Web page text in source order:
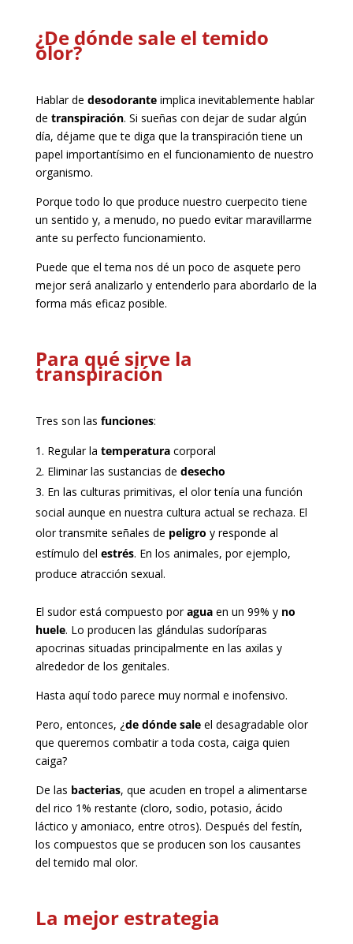
¿De dónde sale el temido
olor?
Hablar de desodoranteimplica inevitablemente hablar
de transpiración. Si sueñas con dejar de sudar algún
día, déjame que te diga que la transpiración tiene un
papel importantísimo en el funcionamiento de nuestro
organismo.
Porque todo lo que produce nuestro cuerpecito tiene
un sentido y, a menudo, no puedo evitar maravillarme
ante su perfecto funcionamiento.
Puede que el tema nos dé un poco de asquete pero
mejor será analizarlo y entenderlo para abordarlo de la
forma más eficaz posible.
Para qué sirve la
transpiración
Tres son las funciones:
Regular la temperaturacorporal
Eliminar las sustancias de desecho
En las culturas primitivas, el olor tenía una función
social aunque en nuestra cultura actual se rechaza. El
olor transmite señales de peligro y responde al
estímulo del estrés. En los animales, por ejemplo,
produce atracción sexual.
El sudor está compuesto poraguaen un 99% y no
huele. Lo producen las glándulas sudoríparas
apocrinas situadas principalmente en las axilas y
alrededor de los genitales.
Hasta aquí todo parece muy normal e inofensivo.
Pero, entonces, ¿de dónde sale el desagradable olor
que queremos combatir a toda costa, caiga quien
caiga?
De las bacterias, que acuden en tropel a alimentarse
del rico 1% restante (cloro, sodio, potasio, ácido
láctico y amoniaco, entre otros). Después del festín,
los compuestos que se producen son los causantes
del temido mal olor.
La mejor estrategia